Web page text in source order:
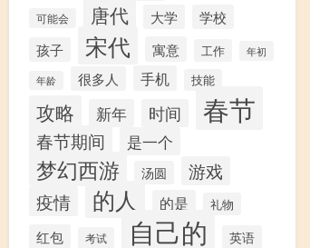
可能会 唐代 大学
学校
孩子
宋代 寓意 工作 年初
年龄 很多人 手机 技能
攻略 新年 时间 春节
春节期间 是一个
梦幻西游 汤圆 游戏
疫情 的人 的是 礼物
红包 考试 自己的 英语